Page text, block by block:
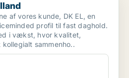
af vores kunde, DK EL, en
profil til fast daghold.
i vækst, hvor kvalitet,
sammenho..